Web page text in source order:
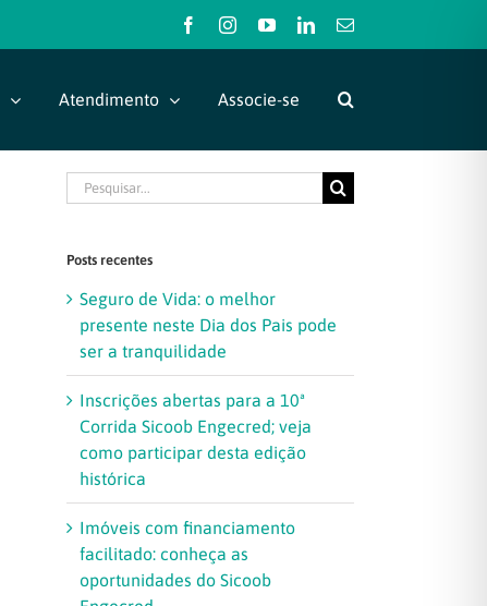
FacebookInstagramYouTubeLinkedIn
E-
Atendimento Associe-se
Buscar
resultados
Posts recentes
Seguro de Vida: o melhor
presente neste Dia dos Pais pode
ser a tranquilidade
Inscrições abertas para a 10ª
Corrida Sicoob Engecred; veja
como participar desta edição
histórica
Imóveis com financiamento
facilitado: conheça as
oportunidades do Sicoob